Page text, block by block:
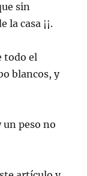
sin
la casa ¡¡.
todo el
blancos, y
un peso no